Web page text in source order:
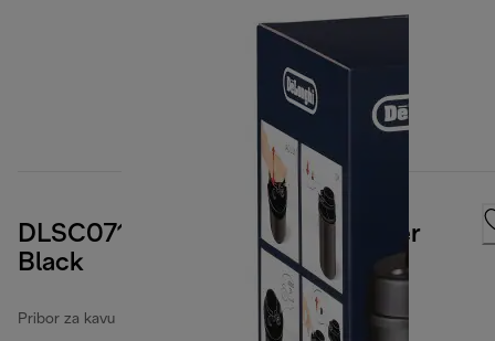
DLSC071 Vacuum Coffee Canister
Black
Pribor za kavu